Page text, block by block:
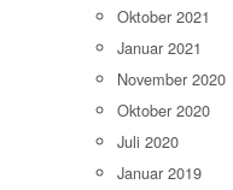
Oktober 2021
Januar 2021
November 2020
Oktober 2020
Juli 2020
Januar 2019